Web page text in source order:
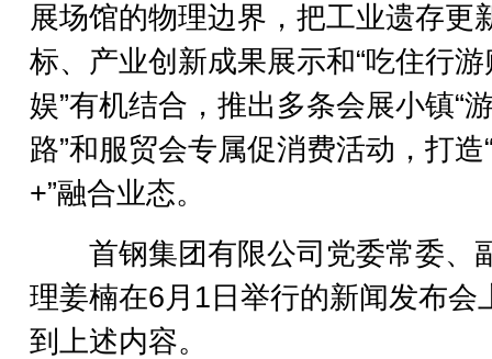
展场馆的物理边界，把工业遗存更
标、产业创新成果展示和“吃住行游
娱”有机结合，推出多条会展小镇“
路”和服贸会专属促消费活动，打造
+”融合业态。
首钢集团有限公司党委常委、
理姜楠在6月1日举行的新闻发布会
到上述内容。